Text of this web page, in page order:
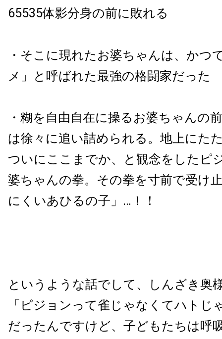
65535体影分身の前に敗れる
・そこに現れたお婆ちゃんは、かつ
メ」と呼ばれた最強の格闘家だった
・糊を自由自在に操るお婆ちゃんの
は徐々に追い詰められる。地上にた
ついにここまでか、と観念をしたピ
婆ちゃんの拳。その拳を寸前で受け
にくいあひるの子」…！！
というような話でして、しんざき奥
「ピジョンって雀じゃなくてハトじ
だったんですけど、子どもたちは呼